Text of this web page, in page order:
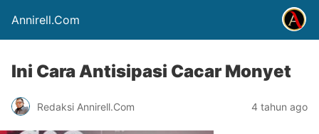
Annirell.Com
Ini Cara Antisipasi Cacar Monyet
Redaksi Annirell.Com 4 tahun ago